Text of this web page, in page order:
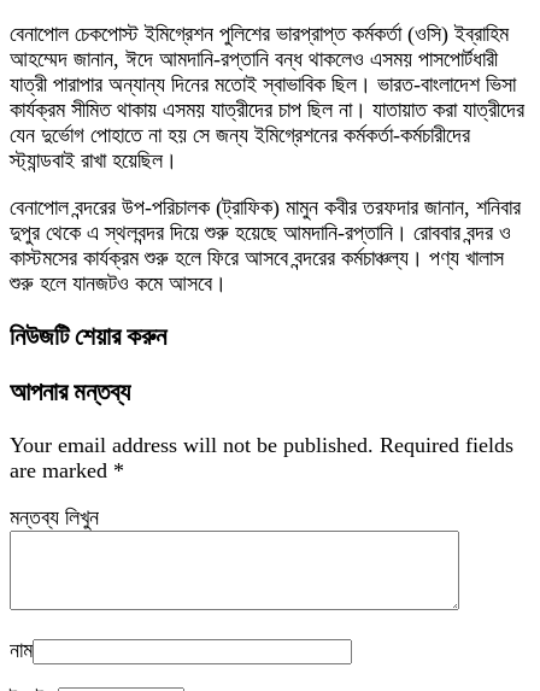
বেনাপোল চেকপোস্ট ইমিগ্রেশন পুলিশের ভারপ্রাপ্ত কর্মকর্তা (ওসি) ইব্রাহিম
আহম্মেদ জানান, ঈদে আমদানি-রপ্তানি বন্ধ থাকলেও এসময় পাসপোর্টধারী
যাত্রী পারাপার অন্যান্য দিনের মতোই স্বাভাবিক ছিল। ভারত-বাংলাদেশ ভিসা
কার্যক্রম সীমিত থাকায় এসময় যাত্রীদের চাপ ছিল না। যাতায়াত করা যাত্রীদের
যেন দুর্ভোগ পোহাতে না হয় সে জন্য ইমিগ্রেশনের কর্মকর্তা-কর্মচারীদের
স্ট্যান্ডবাই রাখা হয়েছিল।
বেনাপোল বন্দরের উপ-পরিচালক (ট্রাফিক) মামুন কবীর তরফদার জানান, শনিবার
দুপুর থেকে এ স্থলবন্দর দিয়ে শুরু হয়েছে আমদানি-রপ্তানি। রোববার বন্দর ও
কাস্টমসের কার্যক্রম শুরু হলে ফিরে আসবে বন্দরের কর্মচাঞ্চল্য। পণ্য খালাস
শুরু হলে যানজটও কমে আসবে।
নিউজটি শেয়ার করুন
আপনার মন্তব্য
Your email address will not be published. Required fields
are marked *
মন্তব্য লিখুন
নাম